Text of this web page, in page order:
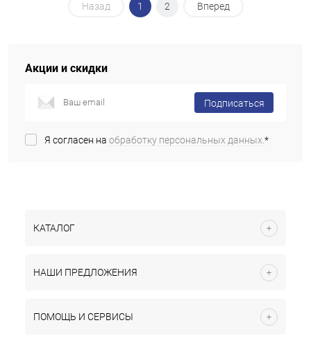
Назад 1 2 Вперед
Акции и скидки
Подписаться
Я согласен на обработку персональных данных.*
КАТАЛОГ
НАШИ ПРЕДЛОЖЕНИЯ
ПОМОЩЬ И СЕРВИСЫ